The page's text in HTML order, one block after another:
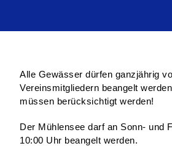
Alle Gewässer dürfen ganzjährig
Vereinsmitgliedern beangelt
müssen berücksichtigt werden!
Der Mühlensee darf an Sonn- und
10:00 Uhr beangelt werden.